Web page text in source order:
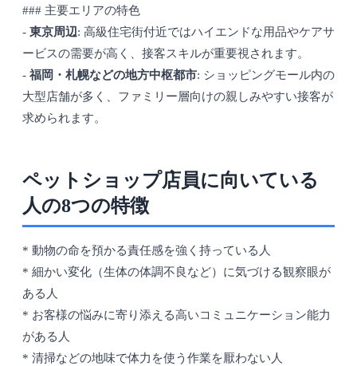
### 主要エリアの特色
- 東京周辺: 高級住宅街付近ではハイエンドな用品やケアサ
ービスの需要が高く、接客スキルが重要視されます。
- 福岡・札幌などの地方中枢都市: ショッピングモール内の
大型店舗が多く、ファミリー層向けの親しみやすい接客が
求められます。
ペットショップ店員に向いている
人の8つの特徴
* 動物の命を預かる責任感を強く持っている人
* 細かい変化（生体の体調不良など）に気づける観察眼が
ある人
* お客様の悩みに寄り添える高いコミュニケーション能力
がある人
* 清掃などの地味で体力を使う作業を厭わない人